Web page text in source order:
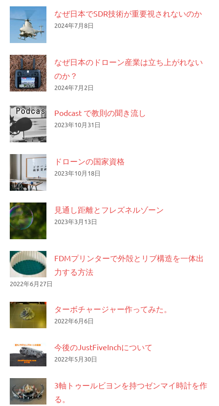
なぜ日本でSDR技術が重要視されないのか
2024年7月8日
なぜ日本のドローン産業は立ち上がれない
のか？
2024年7月2日
Podcast で教則の聞き流し
2023年10月31日
ドローンの国家資格
2023年10月18日
見通し距離とフレズネルゾーン
2023年3月13日
FDMプリンターで外殻とリブ構造を一体出
力する方法
2022年6月27日
ターボチャージャー作ってみた。
2022年6月6日
今後のJustFiveInchについて
2022年5月30日
3軸トゥールビヨンを持つゼンマイ時計を作
る。